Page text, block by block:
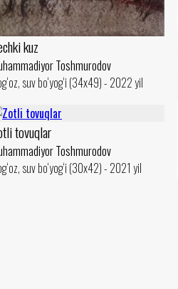
kuz
Toshmurodov
suv bo‘yog‘i (34x49) - 2022 yil
tovuqlar
Toshmurodov
suv bo‘yog‘i (30x42) - 2021 yil